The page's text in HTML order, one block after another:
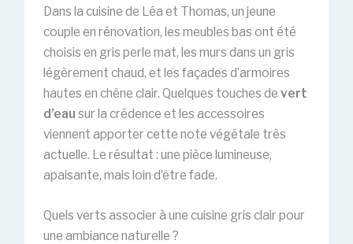
Dans la cuisine de Léa et Thomas, un jeune
couple en rénovation, les meubles bas ont été
choisis en gris perle mat, les murs dans un gris
légèrement chaud, et les façades d’armoires
hautes en chêne clair. Quelques touches de vert
d’eau sur la crédence et les accessoires
viennent apporter cette note végétale très
actuelle. Le résultat : une pièce lumineuse,
apaisante, mais loin d’être fade.
Quels verts associer à une cuisine gris clair pour
une ambiance naturelle ?